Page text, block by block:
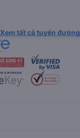
Xem tất cả tuyến đường